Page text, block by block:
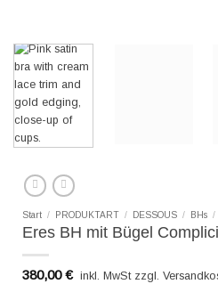
Start / PRODUKTART / DESSOUS / BHs /
Eres BH mit Bügel
380,00€ inkl. MwSt zzgl.